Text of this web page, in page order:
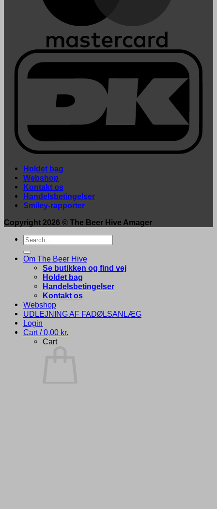
Holdet bag
Webshop
Kontakt os
Handelsbetingelser
Smiley-rapporter
Copyright 2026 © The Beer Hive Amager
Search
for:
Om The Beer Hive
Se butikken og find vej
Holdet bag
Handelsbetingelser
Kontakt os
Webshop
UDLEJNING AF FADØLSANLÆG
Login
Cart /0,00 kr.
Cart